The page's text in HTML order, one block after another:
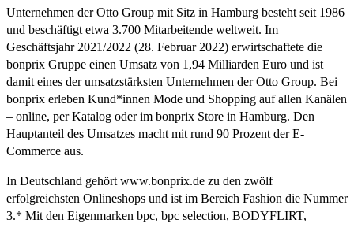
Unternehmen der Otto Group mit Sitz in Hamburg besteht seit 1986
und beschäftigt etwa 3.700 Mitarbeitende weltweit. Im
Geschäftsjahr 2021/2022 (28. Februar 2022) erwirtschaftete die
bonprix Gruppe einen Umsatz von 1,94 Milliarden Euro und ist
damit eines der umsatzstärksten Unternehmen der Otto Group. Bei
bonprix erleben Kund*innen Mode und Shopping auf allen Kanälen
– online, per Katalog oder im bonprix Store in Hamburg. Den
Hauptanteil des Umsatzes macht mit rund 90 Prozent der E-
Commerce aus.
In Deutschland gehört www.bonprix.de zu den zwölf
erfolgreichsten Onlineshops und ist im Bereich Fashion die Nummer
3.* Mit den Eigenmarken bpc, bpc selection, BODYFLIRT,